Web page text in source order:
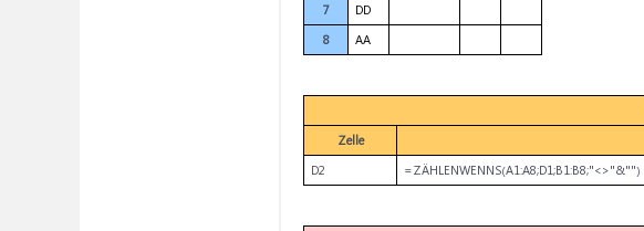
7
DD
8
AA
Zelle
D2
=ZÄHLENWENNS(A1:A8;D1;B1:B8;"<>"&"")